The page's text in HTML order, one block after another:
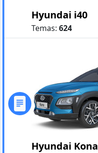
Hyundai i40
Temas: 624
Hyundai Kona